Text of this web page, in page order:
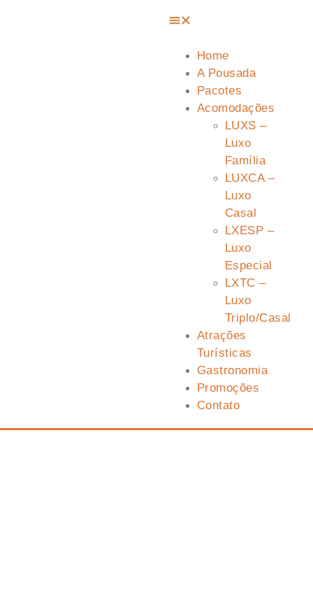
Home
A Pousada
Pacotes
Acomodações
LUXS –
Luxo
Família
LUXCA –
Luxo
Casal
LXESP –
Luxo
Especial
LXTC –
Luxo
Triplo/Casal
Atrações
Turísticas
Gastronomia
Promoções
Contato